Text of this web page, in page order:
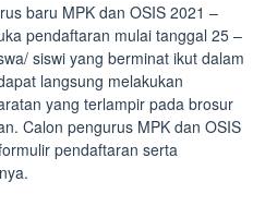
baru MPK dan OSIS 2021 –
pendaftaran mulai tanggal 25 –
siswi yang berminat ikut dalam
langsung melakukan
yang terlampir pada brosur
Calon pengurus MPK dan OSIS
pendaftaran serta